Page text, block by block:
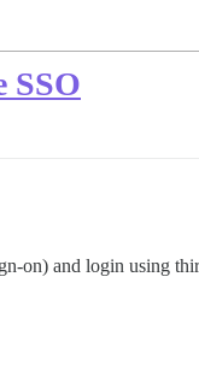
SSO
on) and login using